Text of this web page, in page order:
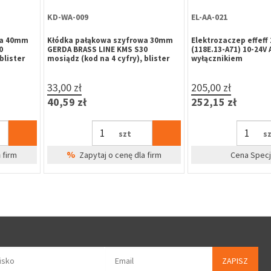
trzpień
firm
RY-FM-004
Rygiel nawierzchniowy krótki
FAPIM 3722A 140x22x8 szary
54,91 zł
67,54 zł
szt
%Zapytaj o cenę dla firm
KL-CH-756
Klamka drzwiowa
okrągłą B-HARKO
nierdzewna,
29,36 zł
36,11 zł
Cena
ZAPISZ